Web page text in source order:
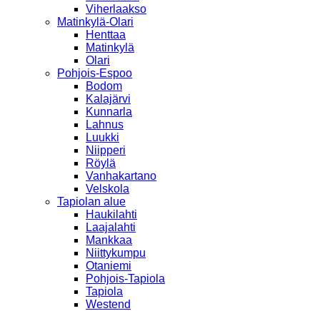
Viherlaakso
Matinkylä-Olari
Henttaa
Matinkylä
Olari
Pohjois-Espoo
Bodom
Kalajärvi
Kunnarla
Lahnus
Luukki
Niipperi
Röylä
Vanhakartano
Velskola
Tapiolan alue
Haukilahti
Laajalahti
Mankkaa
Niittykumpu
Otaniemi
Pohjois-Tapiola
Tapiola
Westend